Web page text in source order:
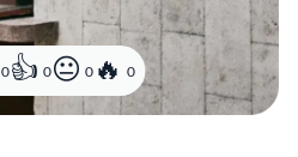
0 0 0 0